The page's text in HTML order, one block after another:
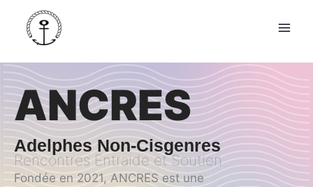
contenu
ANCRES
Adelphes Non-Cisgenres
Rencontres Entraide et Soutien
Fondée en 2021, ANCRES est une
Instagram